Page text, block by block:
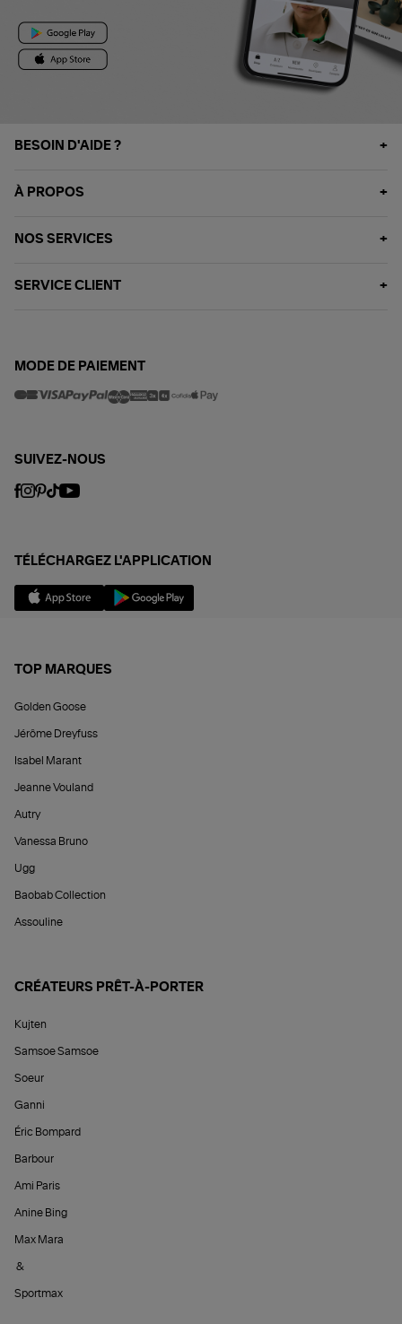
BESOIN D'AIDE ?
À PROPOS
NOS SERVICES
SERVICE CLIENT
MODE DE PAIEMENT
SUIVEZ-NOUS
TÉLÉCHARGEZ L'APPLICATION
TOP MARQUES
Golden Goose
Jérôme Dreyfuss
Isabel Marant
Jeanne Vouland
Autry
Vanessa Bruno
Ugg
Baobab Collection
Assouline
CRÉATEURS PRÊT-À-PORTER
Kujten
Samsoe Samsoe
Soeur
Ganni
Éric Bompard
Barbour
Ami Paris
Anine Bing
Max Mara
&
Sportmax